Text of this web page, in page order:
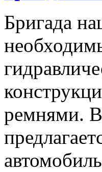
Бригада
ремнями. В